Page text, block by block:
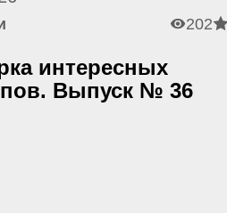
202
интересных
Выпуск № 36